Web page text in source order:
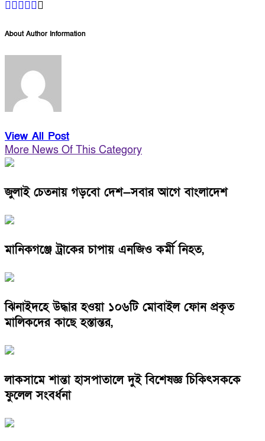
About Author Information
View All Post
More News Of This Category
জুলাই চেতনায় গড়বো দেশ—সবার আগে বাংলাদেশ
মানিকগঞ্জে ট্রাকের চাপায় এনজিও কর্মী নিহত,
ঝিনাইদহে উদ্ধার হওয়া ১০৬টি মোবাইল ফোন প্রকৃত
মালিকদের কাছে হস্তান্তর,
লাকসামে শান্তা হাসপাতালে দুই বিশেষজ্ঞ চিকিৎসককে
ফুলেল সংবর্ধনা